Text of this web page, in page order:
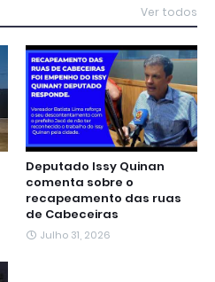
n
d
n
Ver todos
Deputado Issy Quinan
comenta sobre o
recapeamento das ruas
de Cabeceiras
Julho 31, 2026